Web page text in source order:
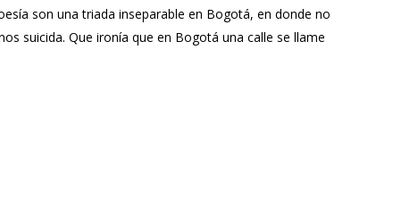
son una triada inseparable en Bogotá, en donde no
suicida. Que ironía que en Bogotá una calle se llame